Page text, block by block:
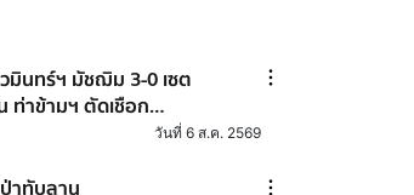
นทร์ฯ มัชฌิม 3-0 เซต
ท่าข้ามฯ ตัดเชือก
วันที่ 6 ส.ค. 2569